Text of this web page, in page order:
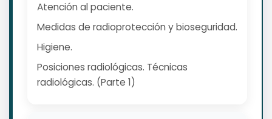
Atención al paciente.
Medidas de radioprotección y bioseguridad.
Higiene.
Posiciones radiológicas. Técnicas
radiológicas. (Parte 1)